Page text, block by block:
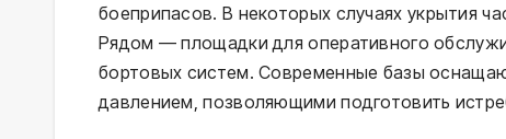
боеприпасов. В некоторых случаях укрытия
Рядом — площадки для оперативного
бортовых систем. Современные базы
давлением, позволяющими подготовить